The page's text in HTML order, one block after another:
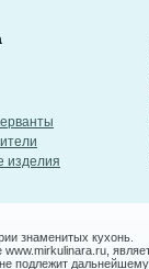
изделия
знаменитых кухонь.
подлежит